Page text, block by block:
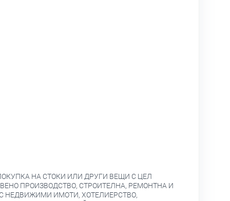
НА СТОКИ ИЛИ ДРУГИ ВЕЩИ С ЦЕЛ
ПРОИЗВОДСТВО, СТРОИТЕЛНА, РЕМОНТНА И
НЕДВИЖИМИ ИМОТИ, ХОТЕЛИЕРСТВО,